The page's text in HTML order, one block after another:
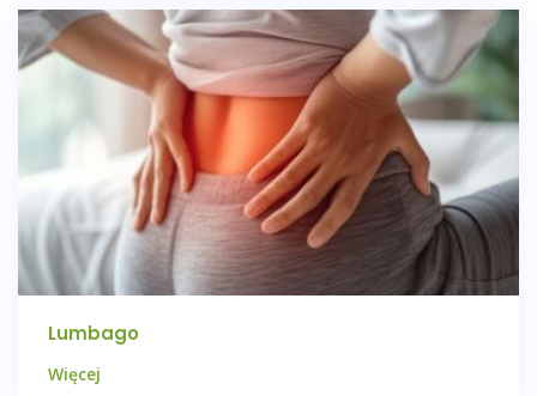
Lumbago
Więcej